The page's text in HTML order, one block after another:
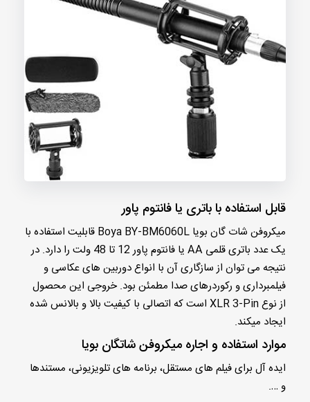
قابل استفاده با باتری یا فانتوم پاور
میکروفن شات گان بویا Boya BY-BM6060L قابلیت استفاده با
یک عدد باتری قلمی AA یا فانتوم پاور 12 تا 48 ولت را دارد. در
نتیجه می توان از سازگاری آن با انواع دوربین های عکاسی و
فیلمبرداری و رکوردرهای صدا مطمئن بود. خروجی این محصول
از نوع XLR 3-Pin است که اتصالی با کیفیت بالا و بالانس شده
ایجاد میکند.
موارد استفاده و اجاره میکروفن شاتگان بویا
ایده آل برای فیلم های مستقل، برنامه های تلویزیونی، مستندها
و ….